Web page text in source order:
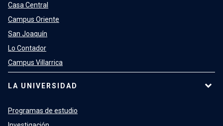
Casa Central
Campus Oriente
San Joaquín
Lo Contador
Campus Villarrica
LA UNIVERSIDAD
Programas de estudio